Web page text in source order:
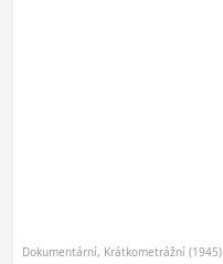
Dokumentární, Krátkometrážní (1945)